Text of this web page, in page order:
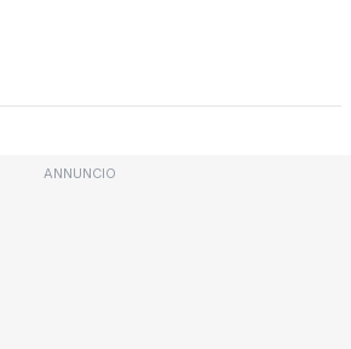
ANNUNCIO